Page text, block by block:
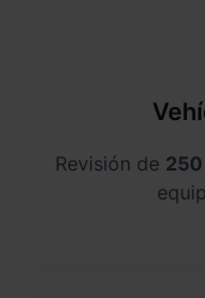
Revisión de